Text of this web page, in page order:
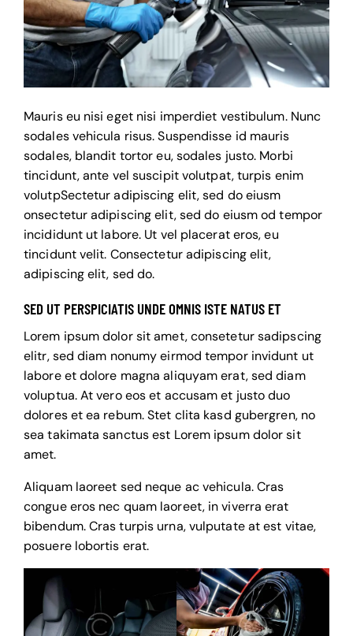
Mauris eu nisi eget nisi imperdiet vestibulum. Nunc
sodales vehicula risus. Suspendisse id mauris
sodales, blandit tortor eu, sodales justo. Morbi
tincidunt, ante vel suscipit volutpat, turpis enim
volutpSectetur adipiscing elit, sed do eiusm
onsectetur adipiscing elit, sed do eiusm od tempor
incididunt ut labore. Ut vel placerat eros, eu
tincidunt velit. Consectetur adipiscing elit,
adipiscing elit, sed do.
SED UT PERSPICIATIS UNDE OMNIS ISTE NATUS ET
Lorem ipsum dolor sit amet, consetetur sadipscing
elitr, sed diam nonumy eirmod tempor invidunt ut
labore et dolore magna aliquyam erat, sed diam
voluptua. At vero eos et accusam et justo duo
dolores et ea rebum. Stet clita kasd gubergren, no
sea takimata sanctus est Lorem ipsum dolor sit
amet.
Aliquam laoreet sed neque ac vehicula. Cras
congue eros nec quam laoreet, in viverra erat
bibendum. Cras turpis urna, vulputate at est vitae,
posuere lobortis erat.